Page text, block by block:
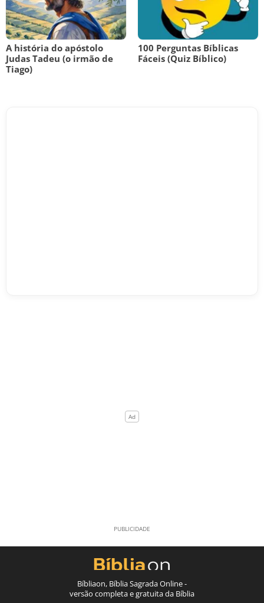
A história do apóstolo
Judas Tadeu (o irmão de
Tiago)
100 Perguntas Bíblicas
Fáceis (Quiz Bíblico)
Bíbliaon, Bíblia Sagrada Online -
versão completa e gratuita da Bíblia